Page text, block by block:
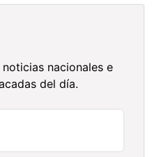
nacionales e
del día.